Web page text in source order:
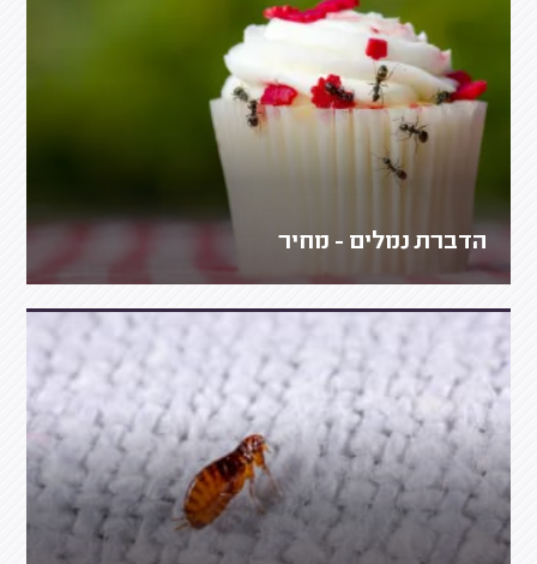
הדברת נמלים - מחיר